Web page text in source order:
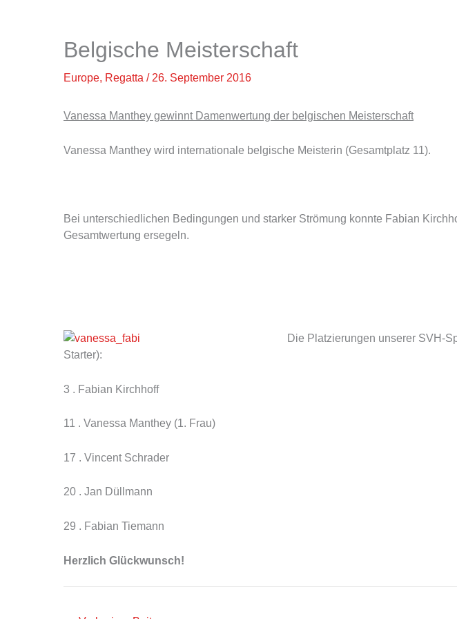
Belgische Meisterschaft
Europe, Regatta / 26. September 2016
Vanessa Manthey gewinnt Damenwertung der belgischen Meisterschaft
Vanessa Manthey wird internationale belgische Meisterin (Gesamtplatz 11).
Bei unterschiedlichen Bedingungen und starker Strömung konnte Fabian
Gesamtwertung ersegeln.
Die Platzierungen unserer SVH-
Starter):
3 . Fabian Kirchhoff
11 . Vanessa Manthey (1. Frau)
17 . Vincent Schrader
20 . Jan Düllmann
29 . Fabian Tiemann
Herzlich Glückwunsch!